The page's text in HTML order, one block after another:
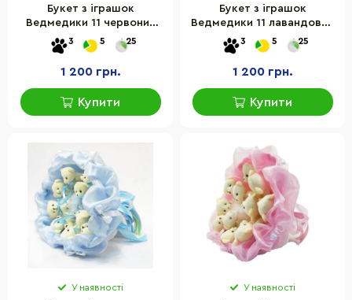
Букет з іграшок
Ведмедики 11 червоний
5281IT
3 5 25
1 200 грн.
Купити
Букет з іграшок
Ведмедики 11 лавандовий
5346IT
3 5 25
1 200 грн.
Купити
У наявності У наявності